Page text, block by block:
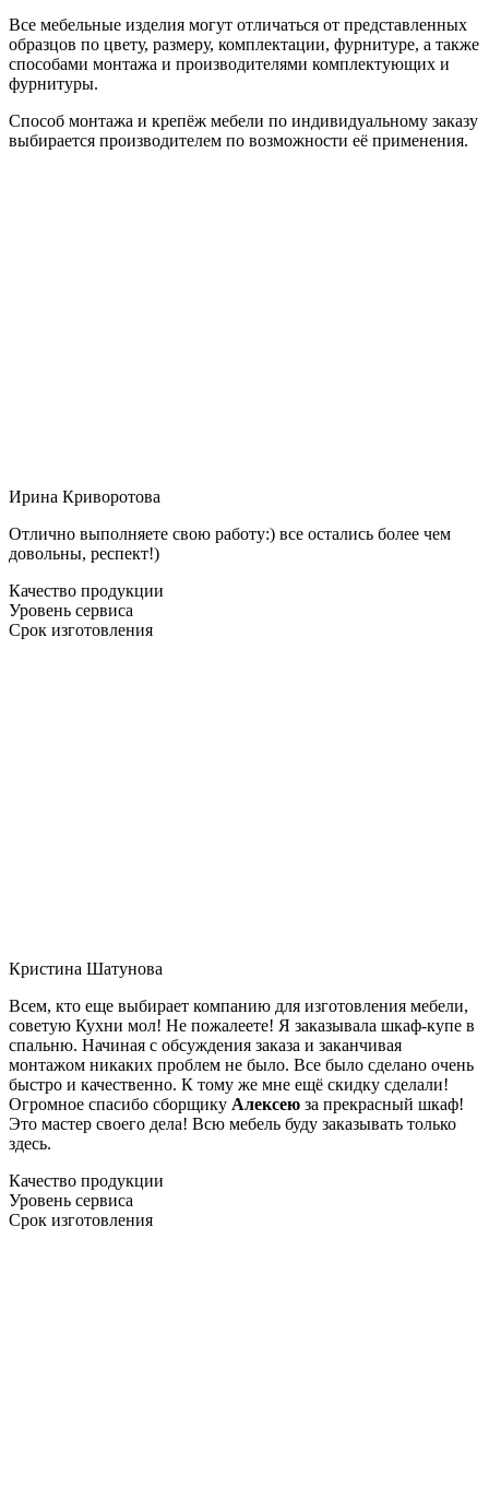
Все мебельные изделия могут отличаться от представленных
образцов по цвету, размеру, комплектации, фурнитуре, а также
способами монтажа и производителями комплектующих и
фурнитуры.
Способ монтажа и крепёж мебели по индивидуальному заказу
выбирается производителем по возможности её применения.
Ирина Криворотова
Отлично выполняете свою работу:) все остались более чем
довольны, респект!)
Качество продукции
Уровень сервиса
Срок изготовления
Кристина Шатунова
Всем, кто еще выбирает компанию для изготовления мебели,
советую Кухни мол! Не пожалеете! Я заказывала шкаф-купе в
спальню. Начиная с обсуждения заказа и заканчивая
монтажом никаких проблем не было. Все было сделано очень
быстро и качественно. К тому же мне ещё скидку сделали!
Огромное спасибо сборщику Алексею за прекрасный шкаф!
Это мастер своего дела! Всю мебель буду заказывать только
здесь.
Качество продукции
Уровень сервиса
Срок изготовления